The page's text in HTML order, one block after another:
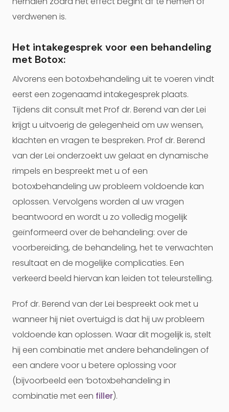
verdwenen is.
Het intakegesprek voor een behandeling
met Botox:
Alvorens een botoxbehandeling uit te voeren vindt
eerst een zogenaamd intakegesprek plaats.
Tijdens dit consult met Prof dr. Berend van der Lei
krijgt u uitvoerig de gelegenheid om uw wensen,
klachten en vragen te bespreken. Prof dr. Berend
van der Lei onderzoekt uw gelaat en dynamische
rimpels en bespreekt met u of een
botoxbehandeling uw probleem voldoende kan
oplossen. Vervolgens worden al uw vragen
beantwoord en wordt u zo volledig mogelijk
geïnformeerd over de behandeling: over de
voorbereiding, de behandeling, het te verwachten
resultaat en de mogelijke complicaties. Een
verkeerd beeld hiervan kan leiden tot teleurstelling.
Prof dr. Berend van der Lei bespreekt ook met u
wanneer hij niet overtuigd is dat hij uw probleem
voldoende kan oplossen. Waar dit mogelijk is, stelt
hij een combinatie met andere behandelingen of
een andere voor u betere oplossing voor
(bijvoorbeeld een ‘botoxbehandeling in
combinatie met een filler).